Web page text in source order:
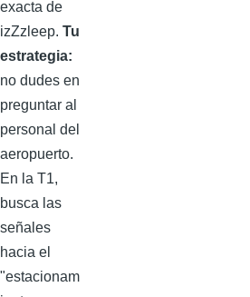
exacta de
izZzleep. Tu
estrategia:
no dudes en
preguntar al
personal del
aeropuerto.
En la T1,
busca las
señales
hacia el
"estacionam